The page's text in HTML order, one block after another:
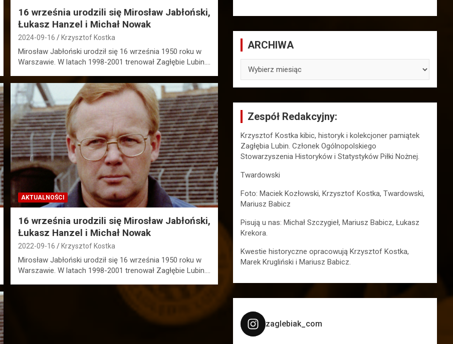
16 września urodzili się Mirosław Jabłoński,
Łukasz Hanzel i Michał Nowak
2024-09-16 Krzysztof Kostka
Mirosław Jabłoński urodził się 16 września 1950 roku w
Warszawie. W latach 1998-2001 trenował Zagłębie Lubin.…
AKTUALNOŚCI
16 września urodzili się Mirosław Jabłoński,
Łukasz Hanzel i Michał Nowak
2022-09-16 Krzysztof Kostka
Mirosław Jabłoński urodził się 16 września 1950 roku w
Warszawie. W latach 1998-2001 trenował Zagłębie Lubin.…
ARCHIWA
Zespół Redakcyjny:
Krzysztof Kostka kibic, historyk i kolekcjoner pamiątek
Zagłębia Lubin. Członek Ogólnopolskiego
Stowarzyszenia Historyków i Statystyków Piłki Nożnej.
Twardowski
Foto: Maciek Kozłowski, Krzysztof Kostka, Twardowski,
Mariusz Babicz
Pisują u nas: Michał Szczygieł, Mariusz Babicz, Łukasz
Krekora.
Kwestie historyczne opracowują Krzysztof Kostka,
Marek Krugliński i Mariusz Babicz.
zaglebiak_com